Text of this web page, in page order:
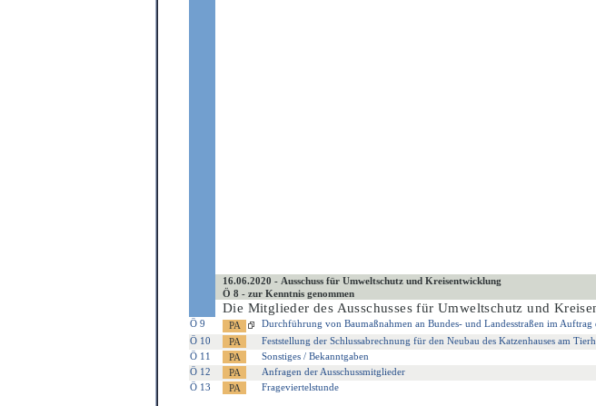
16.06.2020 - Ausschuss für Umweltschutz und Kreisentwicklung
Ö 8 - zur Kenntnis genommen
Die Mitglieder des Ausschusses für Umweltschutz und
Ö 9
Durchführung von Baumaßnahmen an Bundes- und Landesstraßen im
Ö 10
Feststellung der Schlussabrechnung für den Neubau des Katzenhauses am
Ö 11
Sonstiges / Bekanntgaben
Ö 12
Anfragen der Ausschussmitglieder
Ö 13
Frageviertelstunde